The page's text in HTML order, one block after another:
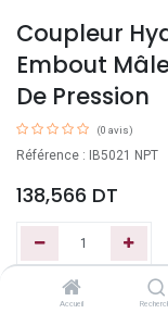
Accueil
Coupleur
Embout
De Pression
(0 avis)
Référence : IB5021 NPT
138,566 DT